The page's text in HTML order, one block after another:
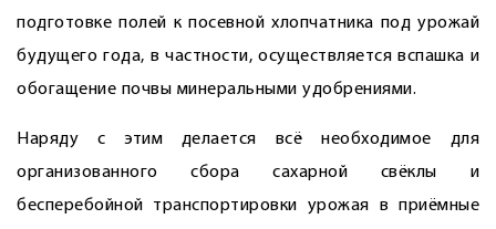
подготовке полей к посевной хлопчатника под урожай
будущего года, в частности, осуществляется вспашка и
обогащение почвы минеральными удобрениями.
Наряду с этим делается всё необходимое для
организованного сбора сахарной свёклы и
бесперебойной транспортировки урожая в приёмные